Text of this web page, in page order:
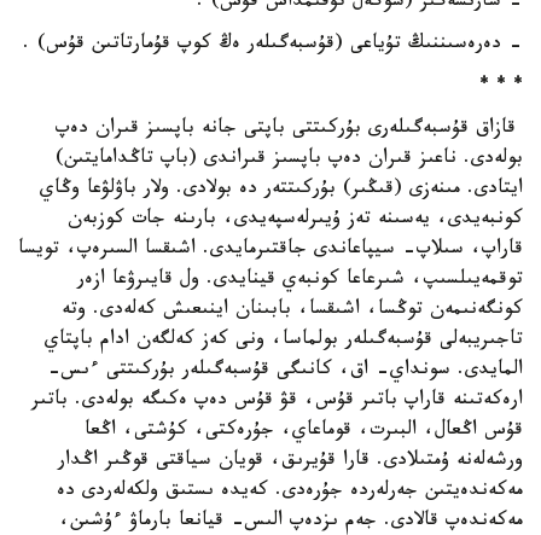
- دەرەسىننىڭ تۇياعى (قۇسبەگىلەر ەڭ كوپ قۇمارتاتىن قۇس) .
* * *
قازاق قۇسبەگىلەرى بۇركىتتى باپتى جانە باپسىز قىران دەپ
بولەدى. ناعىز قىران دەپ باپسىز قىراندى (باپ تاڭدامايتىن)
ايتادى. مىنەزى (قىڭىر) بۇركىتتەر دە بولادى. ولار باۋلۋعا وڭاي
كونبەيدى، يەسىنە تەز ۇيىرلەسپەيدى، بارىنە جات كوزبەن
قاراپ، سىلاپ- سيپاعاندى جاقتىرمايدى. اشىقسا السىرەپ، تويسا
توقمەيىلسىپ، شىرعاعا كونبەي قينايدى. ول قايىرۋعا ازەر
كونگەنىمەن توڭسا، اشىقسا، بابىنان اينىعىش كەلەدى. وتە
تاجىريبەلى قۇسبەگىلەر بولماسا، ونى كەز كەلگەن ادام باپتاي
المايدى. سونداي- اق، كانىگى قۇسبەگىلەر بۇركىتتى ءىس-
ارەكەتىنە قاراپ باتىر قۇس، قۋ قۇس دەپ ەكىگە بولەدى. باتىر
قۇس اڭعال، البىرت، قوماعاي، جۇرەكتى، كۇشتى، اڭعا
ورشەلەنە ۇمتىلادى. قارا قۇيرىق، قويان سياقتى قوڭىر اڭدار
مەكەندەيتىن جەرلەردە جۇرەدى. كەيدە ىستىق ولكەلەردى دە
مەكەندەپ قالادى. جەم ىزدەپ الىس- قيانعا بارماۋ ءۇشىن،